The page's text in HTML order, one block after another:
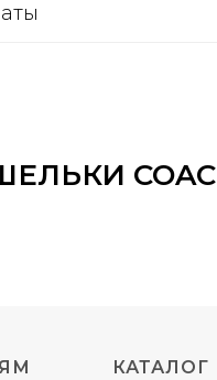
КАТАЛОГ